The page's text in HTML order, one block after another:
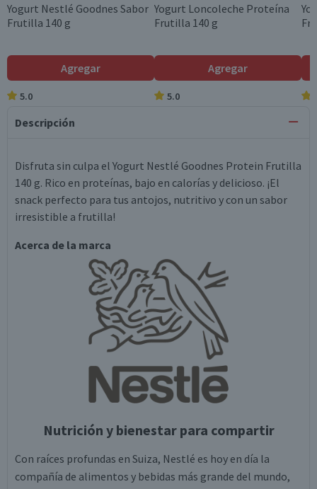
Yogurt Nestlé Goodnes Sabor
Frutilla 140 g
Agregar
5.0
Yogurt Loncoleche Proteína
Frutilla 140 g
Agregar
5.0
Descripción
Disfruta sin culpa el Yogurt Nestlé Goodnes Protein Frutilla
140 g. Rico en proteínas, bajo en calorías y delicioso. ¡El
snack perfecto para tus antojos, nutritivo y con un sabor
irresistible a frutilla!
Acerca de la marca
Nutrición y bienestar para compartir
Con raíces profundas en Suiza, Nestlé es hoy en día la
compañía de alimentos y bebidas más grande del mundo,